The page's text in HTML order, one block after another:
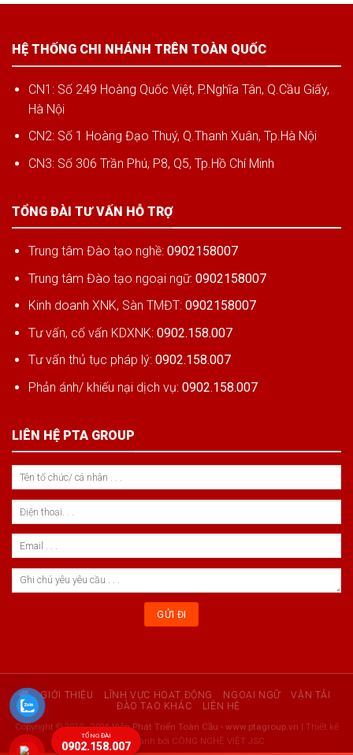
HỆ THỐNG CHI NHÁNH TRÊN TOÀN QUỐC
CN1: Số 249 Hoàng Quốc Việt, P.Nghĩa Tân, Q.Cầu Giấy,
Hà Nội
CN2: Số 1 Hoàng Đạo Thuý, Q.Thanh Xuân, Tp.Hà Nội
CN3: Số 306 Trần Phú, P8, Q5, Tp.Hồ Chí Minh
TỔNG ĐÀI TƯ VẤN HỖ TRỢ
Trung tâm Đào tạo nghề: 0902158007
Trung tâm Đào tạo ngoại ngữ: 0902158007
Kinh doanh XNK, Sàn TMĐT: 0902158007
Tư vấn, cố vấn KDXNK: 0902.158.007
Tư vấn thủ tục pháp lý: 0902.158.007
Phản ánh/ khiếu nại dịch vụ: 0902.158.007
LIÊN HỆ PTA GROUP
GIỚI THIỆU LĨNH VỰC HOẠT ĐỘNG NGOẠI NGỮ
VẬN TẢI
ĐÀO TẠO KHÁC
LIÊN HỆ
Copyright © 2010 - 2026Viện Phát Triển Toàn Cầu - www.ptagroup.vn | Thiết kế
Web & Vận hành bởi CÔNG NGHỆ VIỆT JSC
TỔNG ĐÀI
0902.158.007